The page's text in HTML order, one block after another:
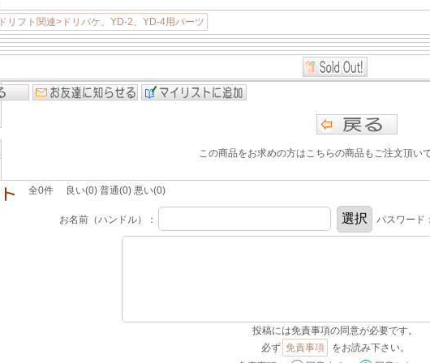
ドリフト関連>ドリパケ、YD-2、YD-4用パーツ
この商品をお求めの方はこちらの商品もご注文頂い
全0件 良い(0) 普通(0) 悪い(0)
お名前（ハンドル）： パスワード：
投稿には免責事項の同意が必要です。
必ず 免責事項
をお読み下さい。